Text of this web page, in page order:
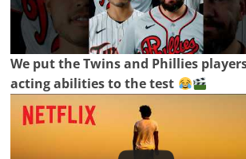
We put the Twins and Phillies
acting abilities to the test